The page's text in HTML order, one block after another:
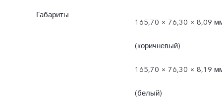
Габариты
165,70 × 76,30 × 8,09
(коричневый)
165,70 × 76,30 × 8,19
(белый)